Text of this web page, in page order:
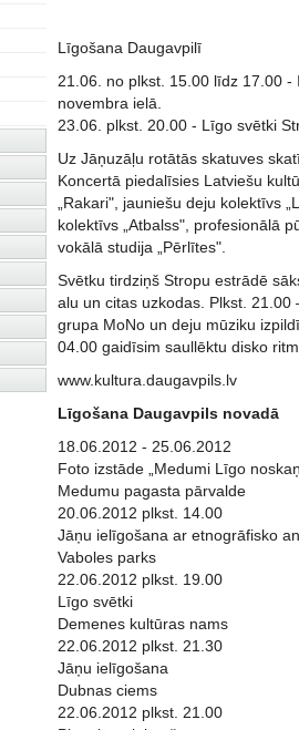
Līgošana Daugavpilī
21.06. no plkst. 15.00 līdz 17.00 -
novembra ielā.
23.06. plkst. 20.00 - Līgo svētki
Uz Jāņuzāļu rotātās skatuves
Koncertā piedalīsies Latviešu
„Rakari", jauniešu deju kolektīvs
kolektīvs „Atbalss", profesionālā
vokālā studija „Pērlītes".
Svētku tirdziņš Stropu estrādē
alu un citas uzkodas. Plkst. 21.00
grupa MoNo un deju mūziku
04.00 gaidīsim saullēktu disko
www.kultura.daugavpils.lv
Līgošana Daugavpils novadā
18.06.2012 - 25.06.2012
Foto izstāde „Medumi Līgo
Medumu pagasta pārvalde
20.06.2012 plkst. 14.00
Jāņu ielīgošana ar etnogrāfisko
Vaboles parks
22.06.2012 plkst. 19.00
Līgo svētki
Demenes kultūras nams
22.06.2012 plkst. 21.30
Jāņu ielīgošana
Dubnas ciems
22.06.2012 plkst. 21.00